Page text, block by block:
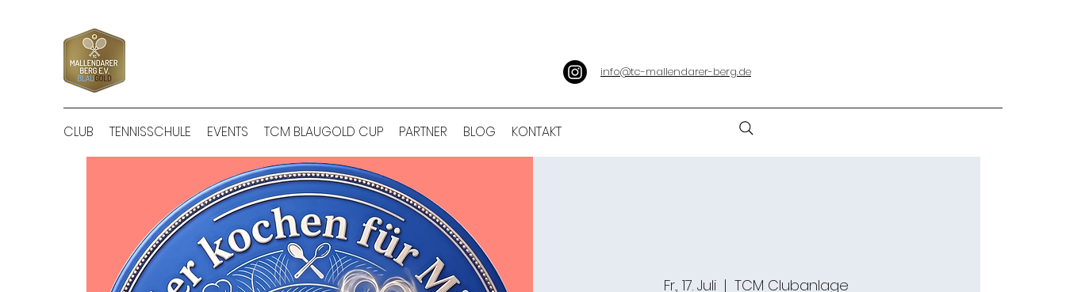
info@tc-mallendarer-berg.de
CLUB TENNISSCHULE EVENTS TCM BLAUGOLD CUP PARTNER BLOG KONTAKT
Fr., 17. Juli
  |
TCM Clubanlage